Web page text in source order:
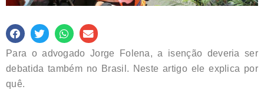
Para o advogado Jorge Folena, a isenção deveria ser
debatida também no Brasil. Neste artigo ele explica por
quê.